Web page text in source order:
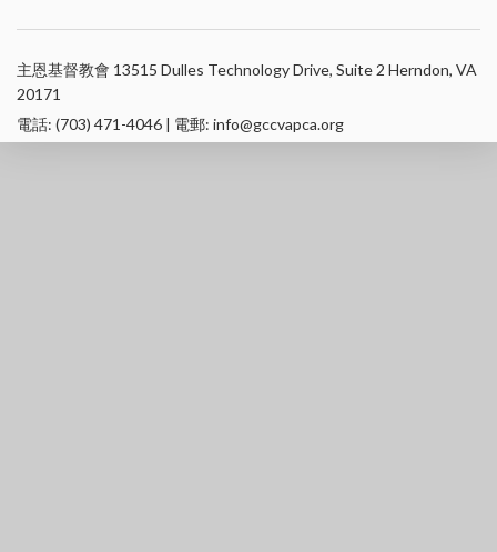
主恩基督教會 13515 Dulles Technology Drive, Suite 2 Herndon, VA
20171
電話: (703) 471-4046 | 電郵: info@gccvapca.org